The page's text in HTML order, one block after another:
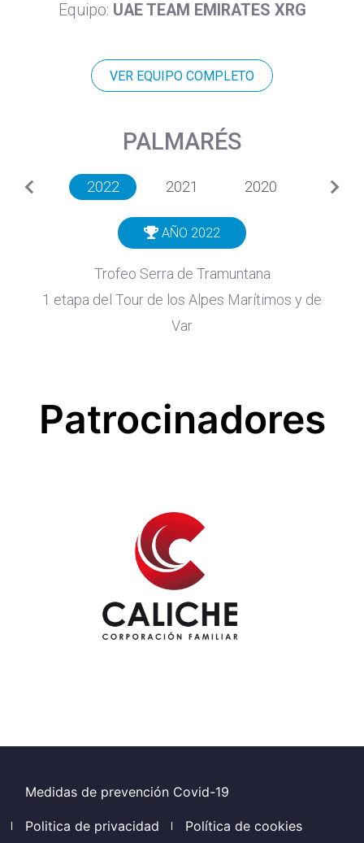
Equipo: UAE TEAM EMIRATES XRG
VER EQUIPO COMPLETO
PALMARÉS
2022 2021 2020
Previous Next
AÑO 2022
Trofeo Serra de Tramuntana
1 etapa del Tour de los Alpes Marítimos y de
Var
Patrocinadores
Footer
Medidas de prevención Covid-19
Politica de privacidad Política de cookies